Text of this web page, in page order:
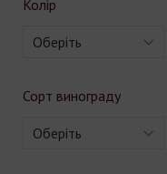
Колір
Оберіть
Сорт винограду
Оберіть